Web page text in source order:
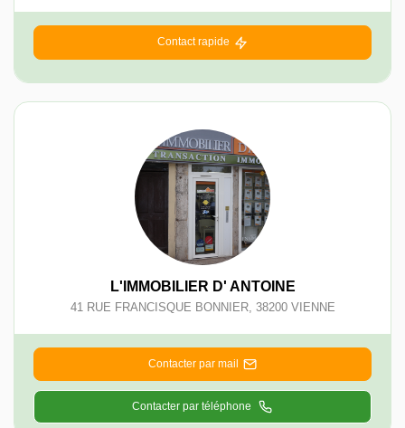
Contact rapide
L'IMMOBILIER D' ANTOINE
41 RUE FRANCISQUE BONNIER, 38200 VIENNE
Contacter par mail
Contacter par téléphone